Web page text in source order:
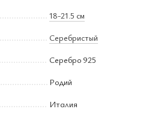
18-21.5 см
Серебристый
Серебро 925
Родий
Италия